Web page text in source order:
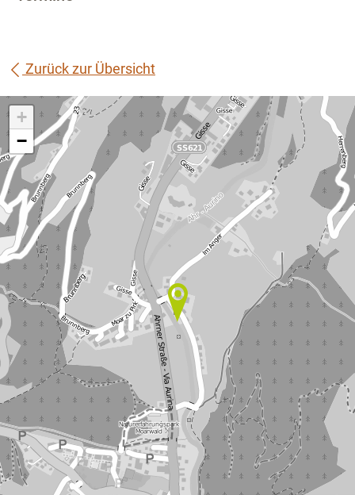
Zurück zur Übersicht
+
−